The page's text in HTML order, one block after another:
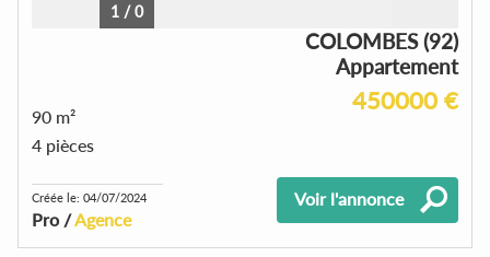
1 /0
COLOMBES (92)
Appartement
450000 €
90 m²
4 pièces
Créée le: 04/07/2024
Pro /Agence
Voir l'annonce